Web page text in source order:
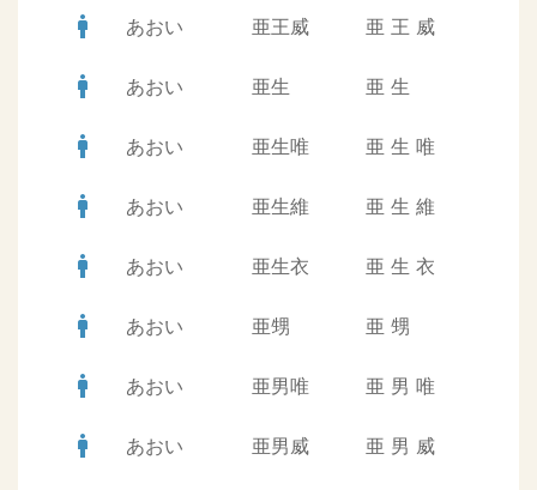
man あおい 亜王威 亜 王 威
man あおい 亜生 亜 生
man あおい 亜生唯 亜 生 唯
man あおい 亜生維 亜 生 維
man あおい 亜生衣 亜 生 衣
man あおい 亜甥 亜 甥
man あおい 亜男唯 亜 男 唯
man あおい 亜男威 亜 男 威